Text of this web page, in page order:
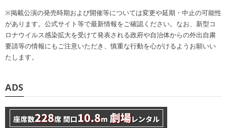
※掲載公演の発売時期および開催等については変更や延期・中止の可能性
があります。公式サイト等で最新情報をご確認ください。なお、新型コ
ロナウイルス感染拡大を受けて発表される政府や自治体からの外出自粛
要請等の情報にもご注意いただき、慎重な行動を心がけるようお願いい
たします。
ADS